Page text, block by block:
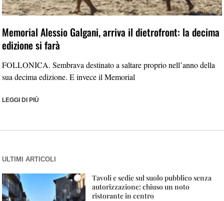
Memorial Alessio Galgani, arriva il dietrofront: la decima
edizione si farà
FOLLONICA. Sembrava destinato a saltare proprio nell’anno della
sua decima edizione. E invece il Memorial
LEGGI DI PIÙ
ULTIMI ARTICOLI
Tavoli e sedie sul suolo pubblico senza
autorizzazione: chiuso un noto
ristorante in centro